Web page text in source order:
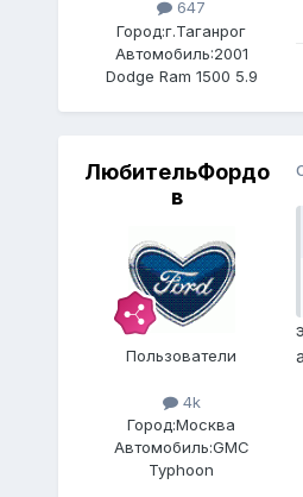
647
Город:г.Таганрог
Автомобиль:2001
Dodge Ram 1500 5.9
ЛюбительФордо
в
Пользователи
4k
Город:Москва
Автомобиль:GMC
Typhoon